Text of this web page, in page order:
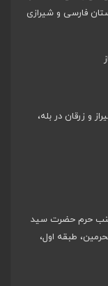
فارسی و شیرازی
و زرقان در بله،
جنب حرم حضرت سید
طبقه اول،